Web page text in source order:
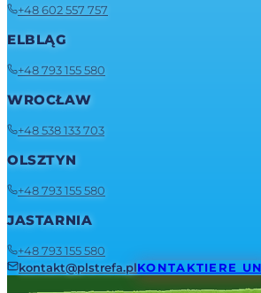
+48 602 557 757
ELBLĄG
+48 793 155 580
WROCŁAW
+48 538 133 703
OLSZTYN
+48 793 155 580
JASTARNIA
+48 793 155 580
kontakt@plstrefa.plKONTAKTIERE